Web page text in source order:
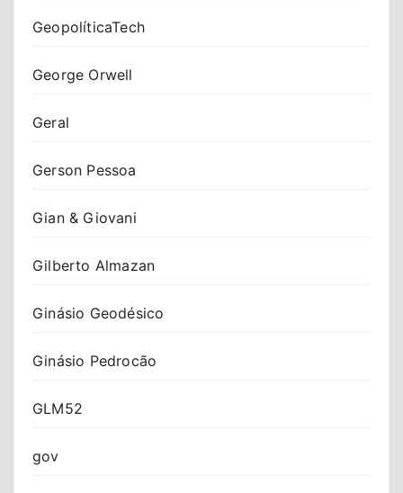
GeopolíticaTech
George Orwell
Geral
Gerson Pessoa
Gian & Giovani
Gilberto Almazan
Ginásio Geodésico
Ginásio Pedrocão
GLM52
gov